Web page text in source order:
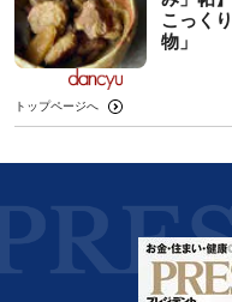
こっく
物」
トップページへ